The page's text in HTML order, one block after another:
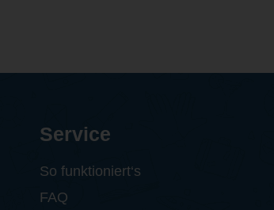
Service
So funktioniert‘s
FAQ